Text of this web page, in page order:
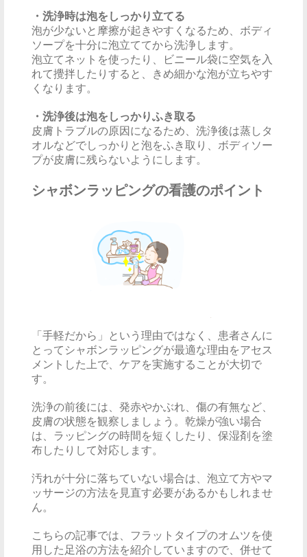
・洗浄時は泡をしっかり立てる
泡が少ないと摩擦が起きやすくなるため、ボディ
ソープを十分に泡立ててから洗浄します。
泡立てネットを使ったり、ビニール袋に空気を入
れて攪拌したりすると、きめ細かな泡が立ちやす
くなります。
・洗浄後は泡をしっかりふき取る
皮膚トラブルの原因になるため、洗浄後は蒸しタ
オルなどでしっかりと泡をふき取り、ボディソー
プが皮膚に残らないようにします。
シャボンラッピングの看護のポイント
「手軽だから」という理由ではなく、患者さんに
とってシャボンラッピングが最適な理由をアセス
メントした上で、ケアを実施することが大切で
す。
洗浄の前後には、発赤やかぶれ、傷の有無など、
皮膚の状態を観察しましょう。乾燥が強い場合
は、ラッピングの時間を短くしたり、保湿剤を塗
布したりして対応します。
汚れが十分に落ちていない場合は、泡立て方やマ
ッサージの方法を見直す必要があるかもしれませ
ん。
こちらの記事では、フラットタイプのオムツを使
用した足浴の方法を紹介していますので、併せて